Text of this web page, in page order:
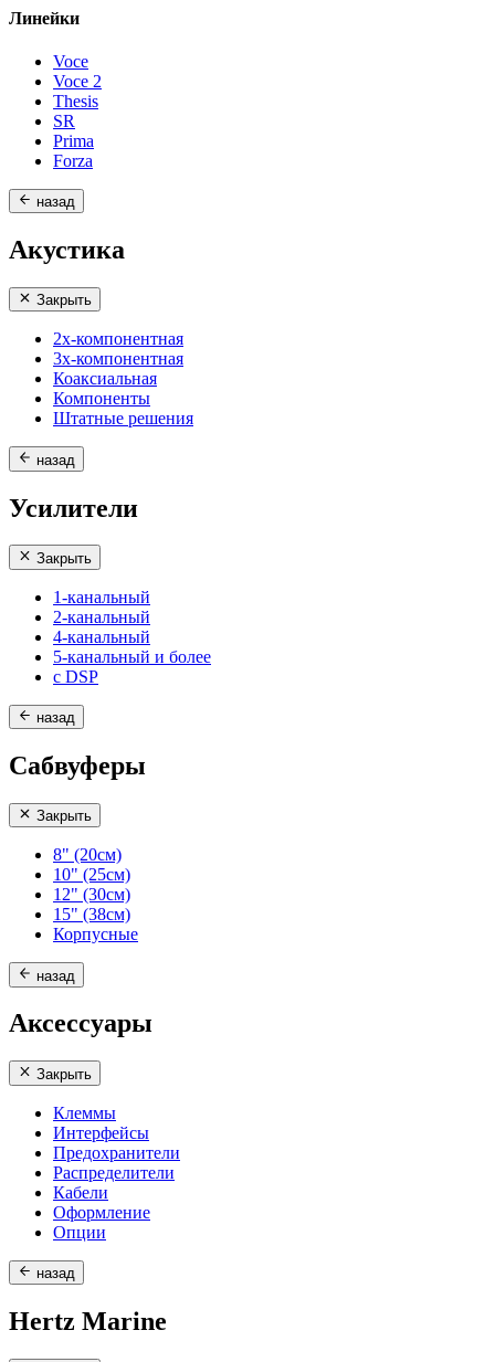
Линейки
Voce
Voce 2
Thesis
SR
Prima
Forza
назад
Акустика
Закрыть
2х-компонентная
3х-компонентная
Коаксиальная
Компоненты
Штатные решения
назад
Усилители
Закрыть
1-канальный
2-канальный
4-канальный
5-канальный и более
с DSP
назад
Сабвуферы
Закрыть
8" (20см)
10" (25см)
12" (30см)
15" (38см)
Корпусные
назад
Аксессуары
Закрыть
Клеммы
Интерфейсы
Предохранители
Распределители
Кабели
Оформление
Опции
назад
Hertz Marine